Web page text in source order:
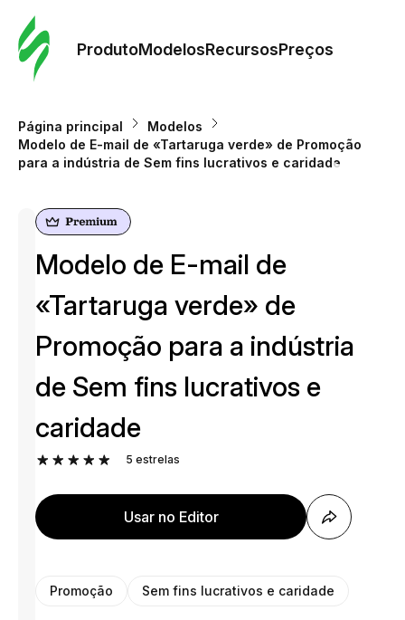
ProdutoModelosRecursosPreços
Página principal
Modelos
Modelo de E-mail de «Tartaruga verde» de Promoção
para a indústria de Sem fins lucrativos e caridade
Modelo de E-mail de
«Tartaruga verde» de
Promoção para a indústria
de Sem fins lucrativos e
caridade
5 estrelas
Usar no Editor
Promoção Sem fins lucrativos e caridade